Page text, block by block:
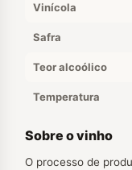
Vinícola
Safra
Teor alcoólico
Temperatura
Sobre o vinho
O processo de